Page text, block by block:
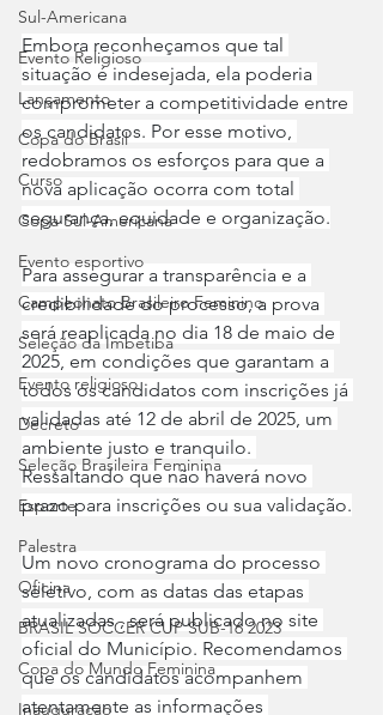
Sul-Americana
Evento Religioso
Lançamento
Copa do Brasil
Curso
Copa Sul-Americana
Evento esportivo
Campeonato Brasileiro Feminino
Seleção da Imbetiba
Evento religioso
Decreto
Seleção Brasileira Feminina
Esporte
Palestra
Oficina
BRASIL SOCCER CUP SUB-16 2023
Copa do Mundo Feminina
Inauguração
Embora reconheçamos que tal
situação é indesejada, ela poderia
comprometer a competitividade entre
os candidatos. Por esse motivo,
redobramos os esforços para que a
nova aplicação ocorra com total
segurança, equidade e organização.
Para assegurar a transparência e a
credibilidade do processo, a prova
será reaplicada no dia 18 de maio de
2025, em condições que garantam a
todos os candidatos com inscrições já
validadas até 12 de abril de 2025, um
ambiente justo e tranquilo.
Ressaltando que não haverá novo
prazo para inscrições ou sua validação.
Um novo cronograma do processo
seletivo, com as datas das etapas
atualizadas , será publicado no site
oficial do Município. Recomendamos
que os candidatos acompanhem
atentamente as informações